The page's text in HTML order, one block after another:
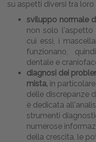
su aspetti diversi tra loro
sviluppo normale
non solo l'aspetto
cui essi, i
funzionano,
dentale e
diagnosi dei
mista, in
delle discrepanze
è dedicata
strumenti
numerose
della crescita, le